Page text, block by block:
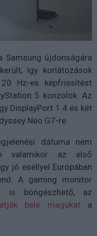
Samsung újdonságára
így korlátozások
Hz-es képfrissítést
5 konzolok. Az
DisplayPort 1.4 és két
Neo G7-re.
dátuma nem
valamikor az első
jó eséllyel Európában
A gaming monitor
is böngészhető, az
bele magukat a